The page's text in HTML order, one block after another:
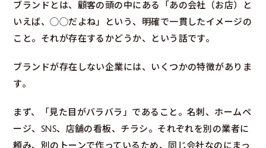
ブランドとは、顧客の頭の中にある「あの会社（お店）と
いえば、◯◯だよね」という、明確で一貫したイメージの
こと。それが存在するかどうか、という話です。
ブランドが存在しない企業には、いくつかの特徴がありま
す。
まず、「見た目がバラバラ」であること。名刺、ホームペ
ージ、SNS、店舗の看板、チラシ。それぞれを別の業者に
頼み、別のトーンで作っているため、同じ会社なのにまっ